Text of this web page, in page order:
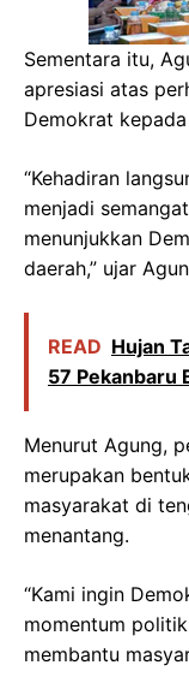
Sementara itu,
apresiasi atas
Demokrat
“Kehadiran
menjadi
menunjukkan
daerah,” ujar
READ Hujan
57 Pekanbaru
Menurut Agung,
merupakan
masyarakat di
menantang.
“Kami ingin
momentum
membantu